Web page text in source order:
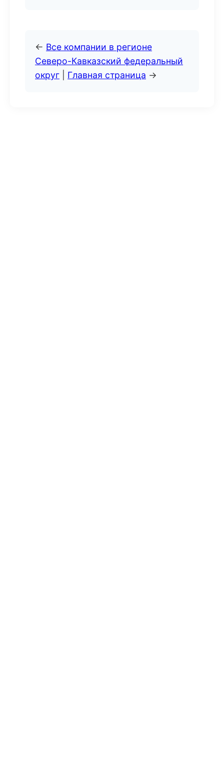
← Все компании в регионе
Северо-Кавказский федеральный
округ
Главная страница →